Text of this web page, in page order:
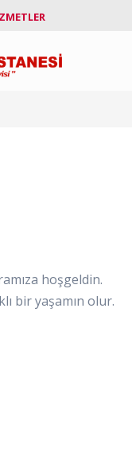
hoşgeldin.
bir yaşamın olur.